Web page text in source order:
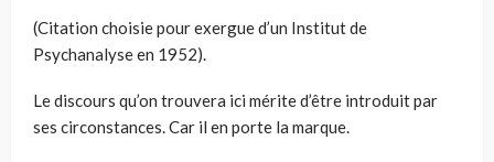
(Citation choisie pour exergue d’un Institut de
Psychanalyse en 1952).
Le discours qu’on trouvera ici mérite d’être introduit par
ses circonstances. Car il en porte la marque.